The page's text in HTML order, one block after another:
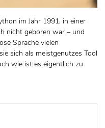
im Jahr 1991, in einer
nicht geboren war – und
Sprache vielen
sich als meistgenutzes Tool
wie ist es eigentlich zu